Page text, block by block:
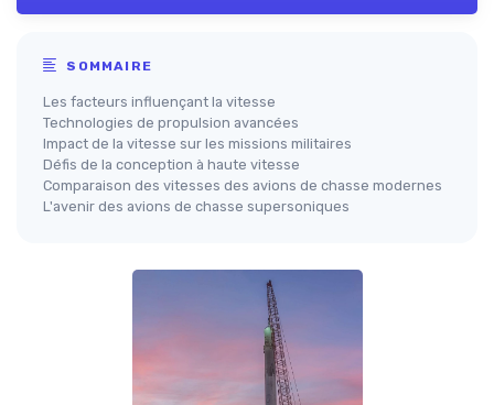
SOMMAIRE
Les facteurs influençant la vitesse
Technologies de propulsion avancées
Impact de la vitesse sur les missions militaires
Défis de la conception à haute vitesse
Comparaison des vitesses des avions de chasse modernes
L'avenir des avions de chasse supersoniques